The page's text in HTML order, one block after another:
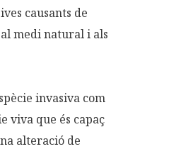
causants de
medi natural i als
invasiva com
viva que és capaç
alteració de